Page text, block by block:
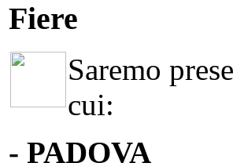
Fiere
Saremo
cui:
- PADOVA